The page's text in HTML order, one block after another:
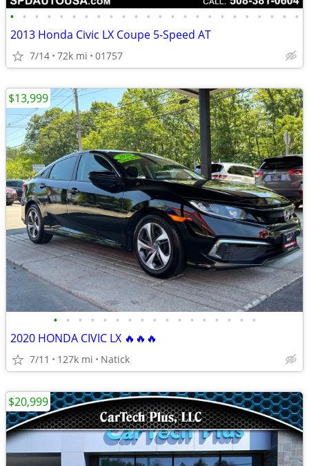
• • • • • • • • • • • • • • • • • • • • • • • •
2013 Honda Civic LX Coupe 5-Speed AT
7/14 72k mi 01757
• • • • • • • • • • • • • • • • •
2020 HONDA CIVIC LX 🔥🔥🔥
7/11 127k mi Natick
$13,999
$20,999